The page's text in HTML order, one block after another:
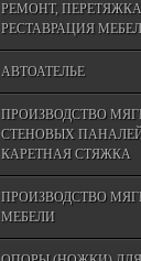
РЕМОНТ,
РЕСТАВРАЦИЯ
АВТОАТЕЛЬЕ
ПРОИЗВОДСТВО
СТЕНОВЫХ
КАРЕТНАЯ СТЯЖКА
ПРОИЗВОДСТВО
МЕБЕЛИ